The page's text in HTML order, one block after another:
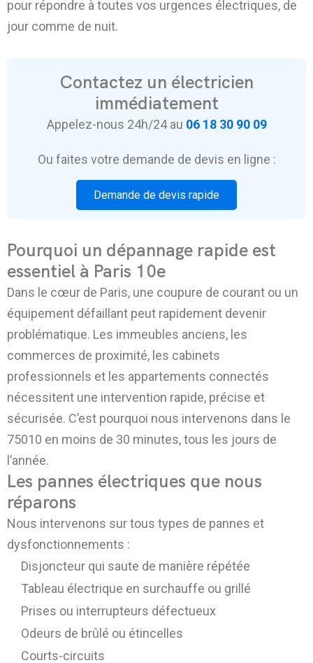
pour répondre à toutes vos urgences électriques, de
jour comme de nuit.
Contactez un électricien
immédiatement
Appelez-nous 24h/24 au 06 18 30 90 09
Ou faites votre demande de devis en ligne :
Demande de devis rapide
Pourquoi un dépannage rapide est
essentiel à Paris 10e
Dans le cœur de Paris, une coupure de courant ou un
équipement défaillant peut rapidement devenir
problématique. Les immeubles anciens, les
commerces de proximité, les cabinets
professionnels et les appartements connectés
nécessitent une intervention rapide, précise et
sécurisée. C’est pourquoi nous intervenons dans le
75010 en moins de 30 minutes, tous les jours de
l’année.
Les pannes électriques que nous
réparons
Nous intervenons sur tous types de pannes et
dysfonctionnements :
Disjoncteur qui saute de manière répétée
Tableau électrique en surchauffe ou grillé
Prises ou interrupteurs défectueux
Odeurs de brûlé ou étincelles
Courts-circuits